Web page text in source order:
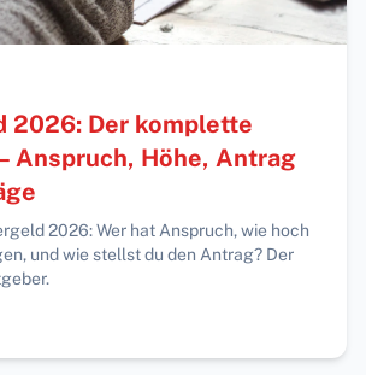
2026: Der komplette
Anspruch, Höhe, Antrag
2026: Wer hat Anspruch, wie hoch
und wie stellst du den Antrag? Der